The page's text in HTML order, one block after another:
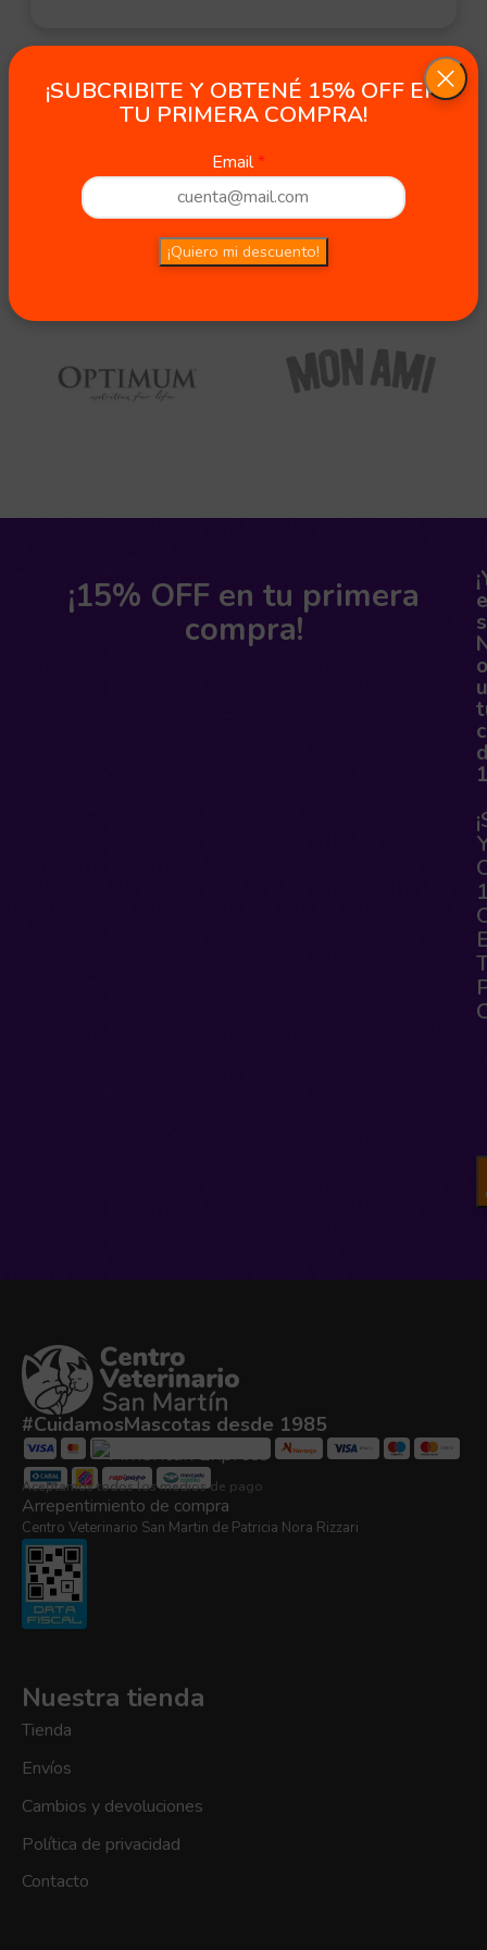
¡SUBCRIBITE Y OBTENÉ 15% OFF EN
TU PRIMERA COMPRA!
Email
¡Quiero mi descuento!
¡15% OFF en tu primera
compra!
#CuidamosMascotas desde 1985
Aceptamos todos los medios de pago
Arrepentimiento de compra
Centro Veterinario San Martin de Patricia Nora Rizzari
Nuestra tienda
Tienda
Envíos
Cambios y devoluciones
Política de privacidad
Contacto